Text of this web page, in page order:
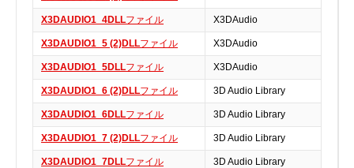
設定ファイル
表計算ファイル
システムファイル
テキストファイル
ベクトル画像ファイル
動画ファイル
インターネットファイル
X3DAUDIO1_4DLLファイル X3DAudio
X3DAUDIO1_5 (2)DLLファイル X3DAudio
X3DAUDIO1_5DLLファイル X3DAudio
X3DAUDIO1_6 (2)DLLファイル 3D Audio Library
X3DAUDIO1_6DLLファイル 3D Audio Library
X3DAUDIO1_7 (2)DLLファイル 3D Audio Library
X3DAUDIO1_7DLLファイル 3D Audio Library